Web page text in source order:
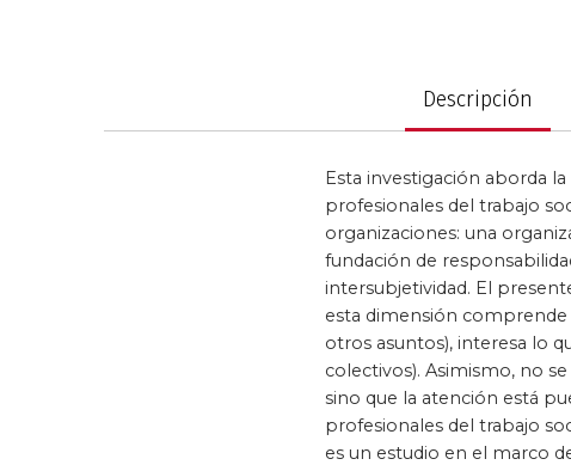
Descripción
Esta investigación aborda
profesionales del trabajo
organizaciones: una
fundación de
intersubjetividad. El
esta dimensión
otros asuntos), interesa lo
colectivos). Asimismo, no
sino que la atención está
profesionales del trabajo
es un estudio en el marco